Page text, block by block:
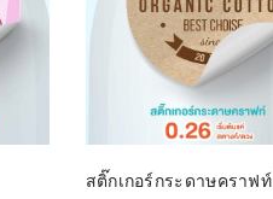
SELECT OPTIONS
สติ๊กเกอร์กระดาษคราฟท์